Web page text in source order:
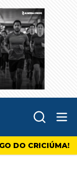
DO CRICIÚMA!